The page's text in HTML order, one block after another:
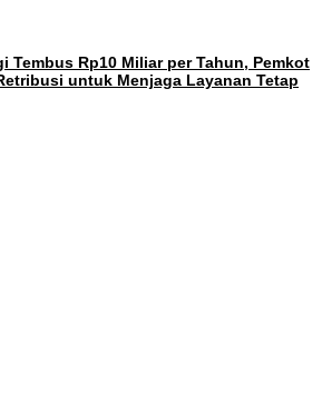
Tembus Rp10 Miliar per Tahun, Pemkot
untuk Menjaga Layanan Tetap